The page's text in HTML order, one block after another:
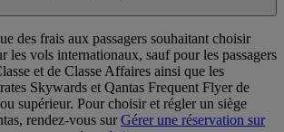
des frais aux passagers souhaitant choisir
les vols internationaux, sauf pour les passagers
et de Classe Affaires ainsi que les
Skywards et Qantas Frequent Flyer de
supérieur. Pour choisir et régler un siège
rendez-vous surGérer une réservation sur